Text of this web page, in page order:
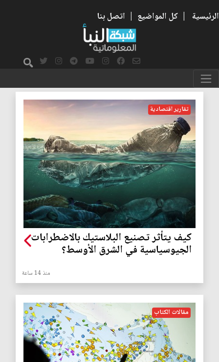
الرئيسية | كل المواضيع | اتصل بنا
سلاسل الامداد
تقارير اقتصادية
كيف يتأثر تصنيع البلاستيك بالاضطرابات
الجيوسياسية في الشرق الأوسط؟
منذ 14 ساعة
مقالات الكتاب